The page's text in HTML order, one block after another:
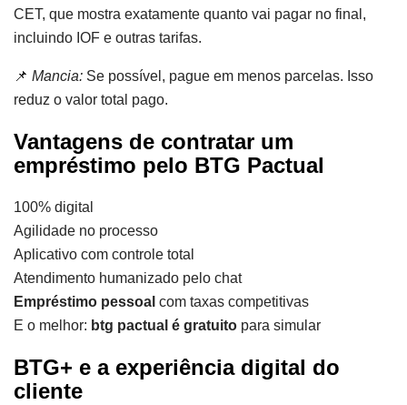
CET, que mostra exatamente quanto vai pagar no final,
incluindo IOF e outras tarifas.
📌 Mancia: Se possível, pague em menos parcelas. Isso
reduz o valor total pago.
Vantagens de contratar um
empréstimo pelo BTG Pactual
100% digital
Agilidade no processo
Aplicativo com controle total
Atendimento humanizado pelo chat
Empréstimo pessoal com taxas competitivas
E o melhor: btg pactual é gratuito para simular
BTG+ e a experiência digital do
cliente